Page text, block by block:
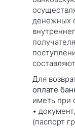
денежных
Для
оплате
иметь при
•
(паспорт